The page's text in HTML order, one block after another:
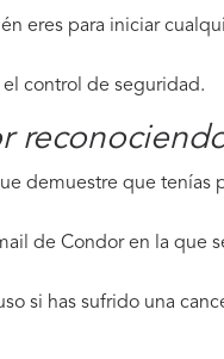
eres para iniciar
control de seguridad.
demuestre que tenías
de Condor en la que
si has sufrido una